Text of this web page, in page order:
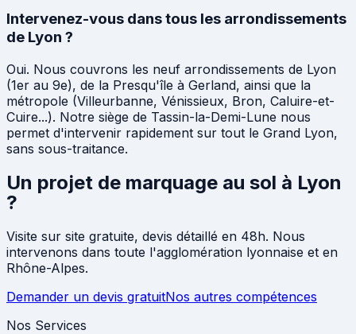
Intervenez-vous dans tous les arrondissements
de Lyon ?
Oui. Nous couvrons les neuf arrondissements de Lyon
(1er au 9e), de la Presqu'île à Gerland, ainsi que la
métropole (Villeurbanne, Vénissieux, Bron, Caluire-et-
Cuire...). Notre siège de Tassin-la-Demi-Lune nous
permet d'intervenir rapidement sur tout le Grand Lyon,
sans sous-traitance.
Un projet de marquage au sol à Lyon
?
Visite sur site gratuite, devis détaillé en 48h. Nous
intervenons dans toute l'agglomération lyonnaise et en
Rhône-Alpes.
Demander un devis gratuitNos autres compétences
Nos Services